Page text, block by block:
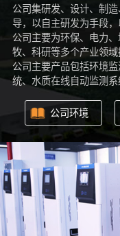
公司集研发、设计、制
导，以自主研发为手段，
公司主要为环保、电力
牧、科研等多个产业领域
公司主要产品包括环境
统、水质在线自动监测系
公司环境